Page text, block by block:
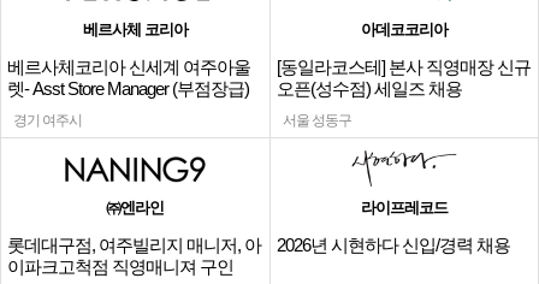
베르사체 코리아
베르사체코리아 신세계 여주아울
렛- Asst Store Manager (부점장급)
채용
경기 여주시
아데코코리아
[동일라코스테] 본사 직영매장 신규
오픈(성수점) 세일즈 채용
서울 성동구
㈜엔라인
롯데대구점, 여주빌리지 매니저, 아
이파크고척점 직영매니져 구인
라이프레코드
2026년 시현하다 신입/경력 채용